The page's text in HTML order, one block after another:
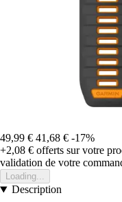
49,99 € 41,68 € -17%
+2,08 € offerts sur votre
validation de votre
Loading...
Description